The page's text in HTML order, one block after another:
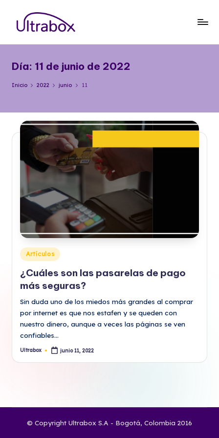
Saltar
contenido
o
g
lt
r
o
x
cosas
que
importan
Día: 11 de junio de 2022
Inicio 2022 junio 11
Publicado
en
Artículos
¿Cuáles son las pasarelas de pago
más seguras?
Sin duda uno de los miedos más grandes al comprar
por internet es que nos estafen y se queden con
nuestro dinero, aunque a veces las páginas se ven
confiables…
Publicado
Ultrabox junio 11, 2022
© Copyright Ultrabox S.A - Bogotá, Colombia 2016